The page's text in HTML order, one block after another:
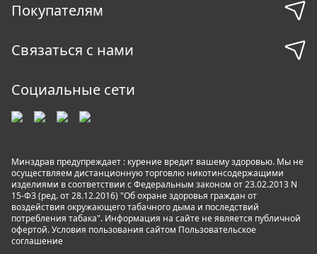
Покупателям
Связаться с нами
Социальные сети
Минздрав предупреждает : курение вредит вашему здоровью. Мы не
осуществляем дистанционную торговлю никотинсодержащими
изделиями в соответствии с Федеральным законом от 23.02.2013 N
15-ФЗ (ред. от 28.12.2016) "Об охране здоровья граждан от
воздействия окружающего табачного дыма и последствий
потребления табака". Информация на сайте не является публичной
офертой. Условия пользования сайтом Пользовательское
соглашение